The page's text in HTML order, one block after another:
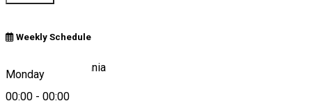
Weekly Schedule
Monday
00:00 - 00:00
Bâlea Lake, Romania